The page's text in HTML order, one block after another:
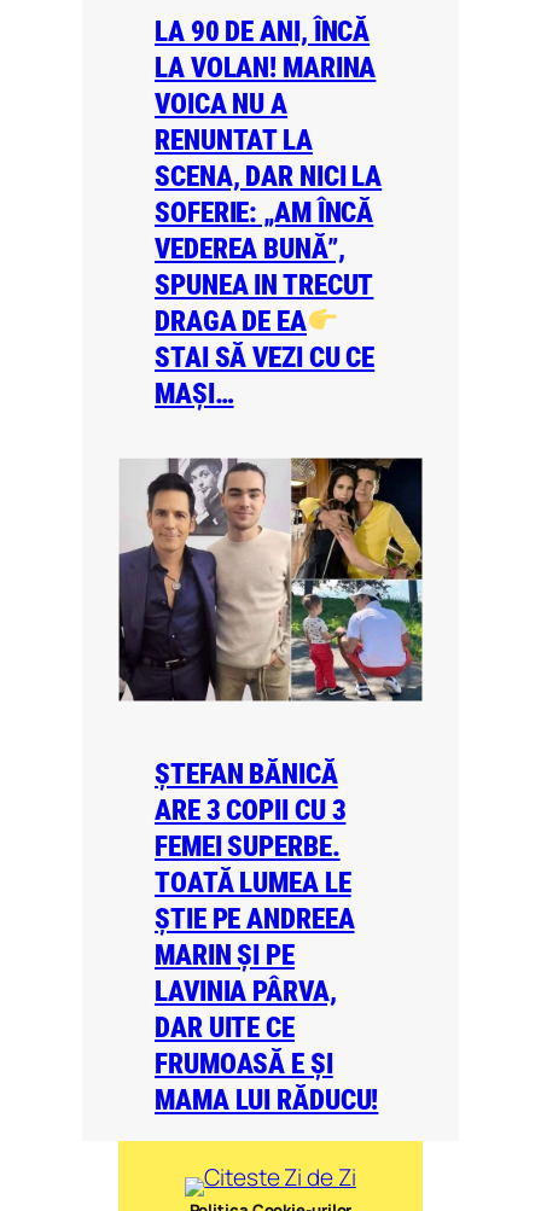
LA 90 DE ANI, ÎNCĂ
LA VOLAN! MARINA
VOICA NU A
RENUNTAT LA
SCENA, DAR NICI LA
SOFERIE: „AM ÎNCĂ
VEDEREA BUNĂ”,
SPUNEA IN TRECUT
DRAGA DE EA
STAI SĂ VEZI CU CE
MAȘI…
ȘTEFAN BĂNICĂ
ARE 3 COPII CU 3
FEMEI SUPERBE.
TOATĂ LUMEA LE
ȘTIE PE ANDREEA
MARIN ȘI PE
LAVINIA PÂRVA,
DAR UITE CE
FRUMOASĂ E ȘI
MAMA LUI RĂDUCU!